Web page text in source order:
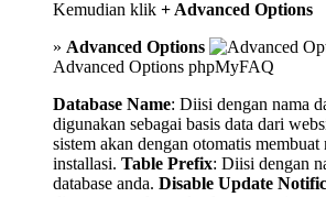
Kemudian klik + Advanced Options
» Advanced Options
Advanced Options phpMyFAQ
Database Name: Diisi dengan nama
digunakan sebagai basis data dari
sistem akan dengan otomatis membuat
installasi. Table Prefix: Diisi dengan
database anda. Disable Update